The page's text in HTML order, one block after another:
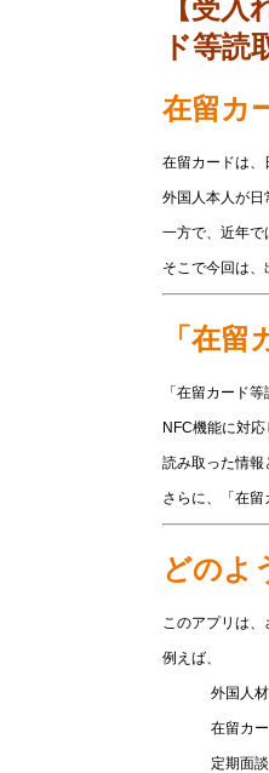
【受
ド等読
在留カ
在留カードは、
外国人本人が日
一方で、近年で
そこで今回は、
「在
「在留カード
NFC機能に対
読み取った情報
さらに、「在
どのよ
このアプリは、
例えば、
外国人
在留カ
定期面